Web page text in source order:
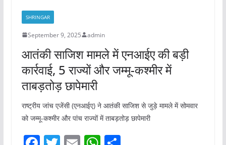
o
o
k
p
SHRINGAR
September 9, 2025 admin
आतंकी साजिश मामले में एनआईए की बड़ी
कार्रवाई, 5 राज्यों और जम्मू-कश्मीर में
ताबड़तोड़ छापेमारी
राष्ट्रीय जांच एजेंसी (एनआईए) ने आतंकी साजिश से जुड़े मामले में सोमवार
को जम्मू-कश्मीर और पांच राज्यों में ताबड़तोड़ छापेमारी